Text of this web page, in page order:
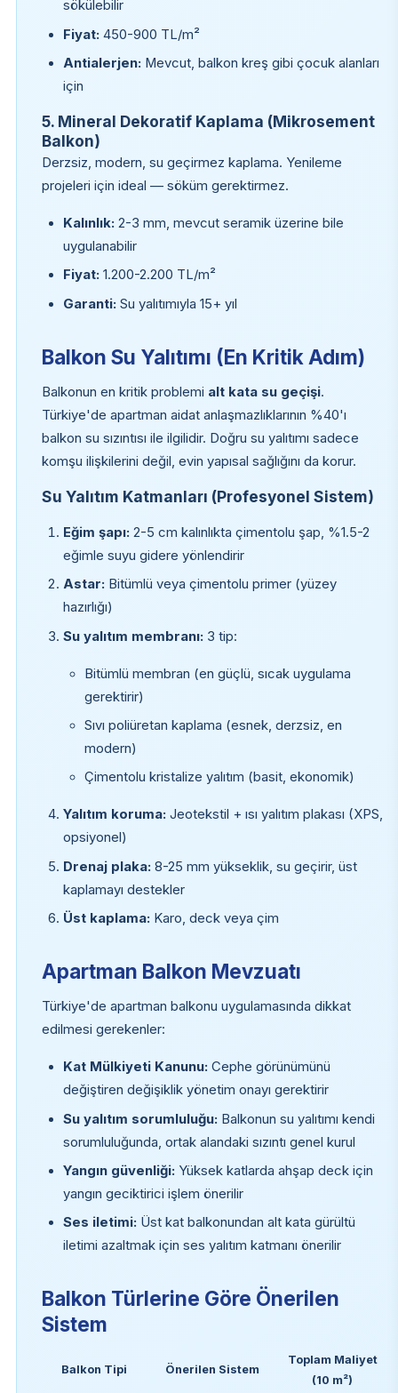
sökülebilir
Fiyat: 450-900 TL/m²
Antialerjen: Mevcut, balkon kreş gibi çocuk alanları
için
5. Mineral Dekoratif Kaplama (Mikrosement
Balkon)
Derzsiz, modern, su geçirmez kaplama. Yenileme
projeleri için ideal — söküm gerektirmez.
Kalınlık: 2-3 mm, mevcut seramik üzerine bile
uygulanabilir
Fiyat: 1.200-2.200 TL/m²
Garanti: Su yalıtımıyla 15+ yıl
Balkon Su Yalıtımı (En Kritik Adım)
Balkonun en kritik problemi alt kata su geçişi.
Türkiye'de apartman aidat anlaşmazlıklarının %40'ı
balkon su sızıntısı ile ilgilidir. Doğru su yalıtımı sadece
komşu ilişkilerini değil, evin yapısal sağlığını da korur.
Su Yalıtım Katmanları (Profesyonel Sistem)
Eğim şapı: 2-5 cm kalınlıkta çimentolu şap, %1.5-2
eğimle suyu gidere yönlendirir
Astar: Bitümlü veya çimentolu primer (yüzey
hazırlığı)
Su yalıtım membranı: 3 tip:
Bitümlü membran (en güçlü, sıcak uygulama
gerektirir)
Sıvı poliüretan kaplama (esnek, derzsiz, en
modern)
Çimentolu kristalize yalıtım (basit, ekonomik)
Yalıtım koruma: Jeotekstil + ısı yalıtım plakası (XPS,
opsiyonel)
Drenaj plaka: 8-25 mm yükseklik, su geçirir, üst
kaplamayı destekler
Üst kaplama: Karo, deck veya çim
Apartman Balkon Mevzuatı
Türkiye'de apartman balkonu uygulamasında dikkat
edilmesi gerekenler:
Kat Mülkiyeti Kanunu: Cephe görünümünü
değiştiren değişiklik yönetim onayı gerektirir
Su yalıtım sorumluluğu: Balkonun su yalıtımı kendi
sorumluluğunda, ortak alandaki sızıntı genel kurul
Yangın güvenliği: Yüksek katlarda ahşap deck için
yangın geciktirici işlem önerilir
Ses iletimi: Üst kat balkonundan alt kata gürültü
iletimi azaltmak için ses yalıtım katmanı önerilir
Balkon Türlerine Göre Önerilen
Sistem
Balkon Tipi Önerilen Sistem
Toplam Maliyet
(10 m²)